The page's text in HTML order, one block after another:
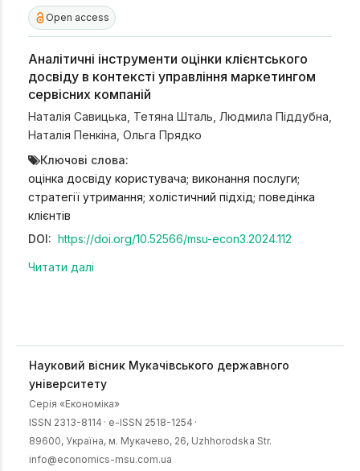
Open access
Аналітичні інструменти оцінки клієнтського
досвіду в контексті управління маркетингом
сервісних компаній
Наталія Савицька Тетяна Шталь Людмила Піддубна
Наталія Пенкіна Ольга Прядко
Ключові слова:
оцінка досвіду користувача; виконання послуги;
стратегії утримання; холістичний підхід; поведінка
клієнтів
DOI: https://doi.org/10.52566/msu-econ3.2024.112
Читати далі
Науковий вісник Мукачівського державного
університету
Серія «Економіка»
ISSN 2313-8114 · e-ISSN 2518-1254 ·
89600, Українa, м. Мукачево, 26, Uzhhorodska Str.
info@economics-msu.com.ua